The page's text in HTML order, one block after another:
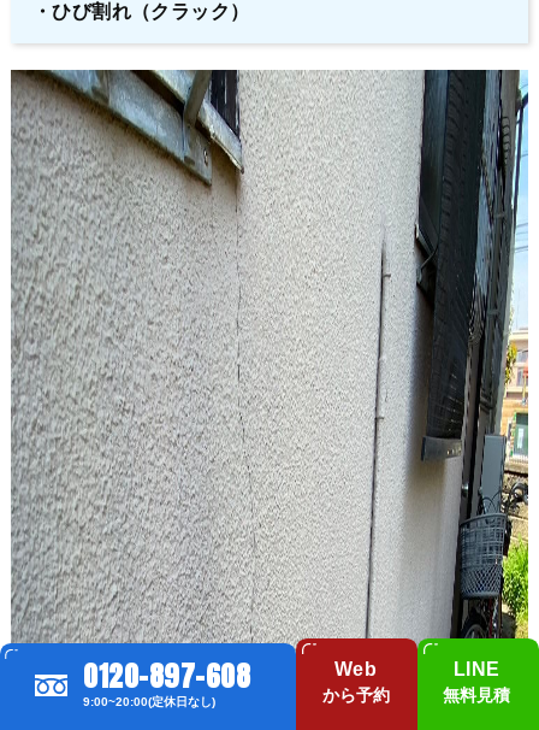
・ひび割れ（クラック）
0120-897-608
9:00~20:00(定休日なし)
Web
から予約
LINE
無料見積